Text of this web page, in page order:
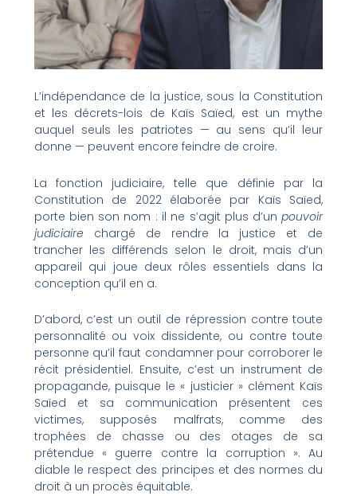
L’indépendance de la justice, sous la Constitution
et les décrets-lois de Kaïs Saïed, est un mythe
auquel seuls les patriotes — au sens qu’il leur
donne — peuvent encore feindre de croire.
La fonction judiciaire, telle que définie par la
Constitution de 2022 élaborée par Kaïs Saïed,
porte bien son nom : il ne s’agit plus d’unpouvoir
judiciaire chargé de rendre la justice et de
trancher les différends selon le droit, mais d’un
appareil qui joue deux rôles essentiels dans la
conception qu’il en a.
D’abord, c’est un outil de répression contre toute
personnalité ou voix dissidente, ou contre toute
personne qu’il faut condamner pour corroborer le
récit présidentiel. Ensuite, c’est un instrument de
propagande, puisque le « justicier » clément Kaïs
Saïed et sa communication présentent ces
victimes, supposés malfrats, comme des
trophées de chasse ou des otages de sa
prétendue « guerre contre la corruption ». Au
diable le respect des principes et des normes du
droit à un procès équitable.